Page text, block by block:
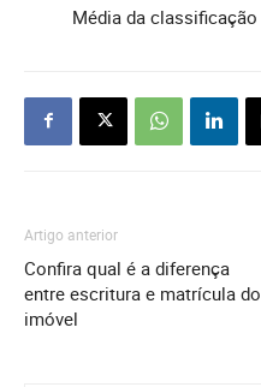
Média da classificação
Artigo anterior
Confira qual é a diferença
entre escritura e matrícula do
imóvel